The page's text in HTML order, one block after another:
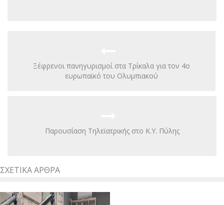
Ξέφρενοι πανηγυρισμοί στα Τρίκαλα για τον 4ο
ευρωπαϊκό του Ολυμπιακού
Παρουσίαση Τηλεϊατρικής στο Κ.Υ. Πύλης
ΣΧΕΤΙΚΆ ΆΡΘΡΑ